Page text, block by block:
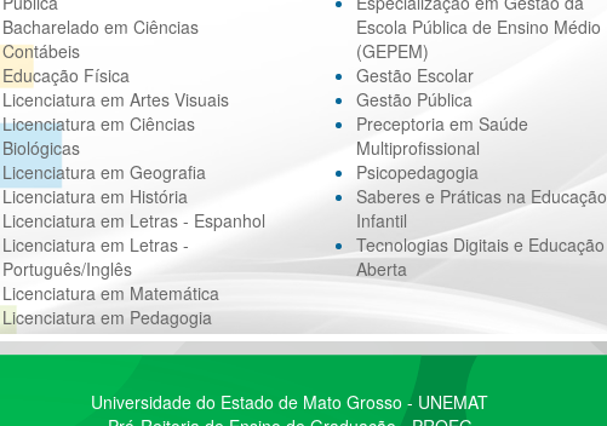
Bacharelado em Ciências
Contábeis
Educação Física
Licenciatura em Artes Visuais
Licenciatura em Ciências
Biológicas
Licenciatura em Geografia
Licenciatura em História
Licenciatura em Letras - Espanhol
Licenciatura em Letras -
Português/Inglês
Licenciatura em Matemática
Licenciatura em Pedagogia
Escola Pública de Ensino Médio
(GEPEM)
Gestão Escolar
Gestão Pública
Preceptoria em Saúde
Multiprofissional
Psicopedagogia
Saberes e Práticas na Educação
Infantil
Tecnologias Digitais e Educação
Aberta
Universidade do Estado de Mato Grosso - UNEMAT